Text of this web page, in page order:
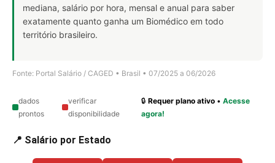
mediana, salário por hora, mensal e anual para saber
exatamente quanto ganha um Biomédico em todo
território brasileiro.
Fonte: Portal Salário / CAGED • Brasil • 07/2025 a 06/2026
dados
prontos
verificar
disponibilidade
🔒Requer plano ativo •Acesse
agora!
📍 Salário por Estado